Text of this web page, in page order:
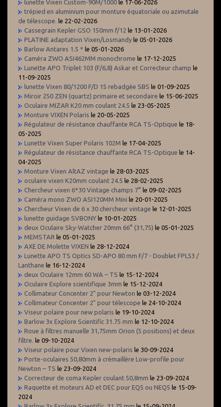
lunette Vixen Custom-90M/1000 le 17-06-2026
trépied en aluminium pour monture équatoriale ou azimutale
de télescope. le 22-02-2026
Cassegrain Kepler GSO 150mm f/12 le 13-01-2026
PLATINE adaptation Vixen/Losmandy le 05-01-2026
Barlow Antares 1.5 * le 05-01-2026
Caméra ZWO ASI462MM monochrome le 17-12-2025
Lunette APO Triplet 103 (F/6,8) Askar et Correcteur champ le
11-09-2025
lunette Vixen 80/1200 F/D 15 rebadgée SBS le 01-09-2025
Miroir 250 ZEN (quartz) primaire et secondaire le 15-06-2025
Oculaire MIZAR K20 mm coulant 24.5 le 23-05-2025
Monture VIXEN Polaris le 20-05-2025
Régulateur de résistance chauffante RCA TS-Optique le 18-
05-2025
Lunette Vixen Super Polaris 102M le 17-04-2025
Régulateur de résistance chauffante RCA TS-Optique le 14-
04-2025
Monture Vixen AltAZ vintage le 28-03-2025
oculaire vixen K20mm coulant 24.5 le 28-02-2025
Chercheur vixen 6*30 Vintage champs 7° le 09-02-2025
Caméra mono ZWO ASI120MM Mini le 20-01-2025
Chercheur Vixen de 6 x 30 chercheur vintage le 12-01-2025
lunette guidage SVBONY le 10-01-2025
deux Oculaire Sky-Watcher 20mm 66° (31,75) le 05-01-2025
MEMSTAR le 05-01-2025
AXE DE Molette VIXEN le 28-12-2024
Lunette APO TS Optics SD-APO 80 mm F/7 - Doublet FPL53 /
Lanthane le 16-12-2024
deux Oculaire 12mm 60 WA – TS le 15-12-2024
Oculaire Explore scientifique 3mm le 15-12-2024
Collimateur Concenter 2" pour Newton le 03-12-2024
Collimateur Concenter 2" pour télescope le 24-10-2024
Viseur polaire pour new polaris le 19-10-2024
Barlow 3x Explore Scientific 31.75 mm le 12-10-2024
Roue à filtres manuelle 31,75mm Orion (5 positions) et deux
filtre. le 09-10-2024
Viseur polaire pour Vixen new-polaris le 30-09-2024
Porte-oculaires 50,80mm à crémaillère Low-profile pour
Newton – TS le 23-09-2024
Correcteur de coma Kepler coulant 50,8mm le 23-09-2024
Raquette et moteurs AD et DEC pour EQ5 ou NEQ5 le 15-09-
2024